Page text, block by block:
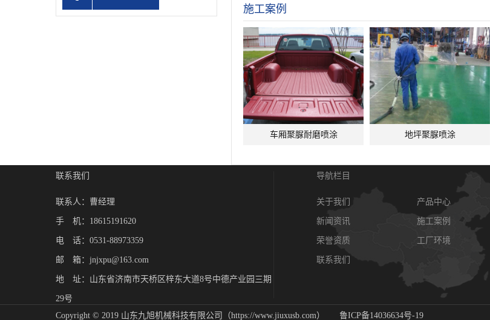
施工案例
车厢聚脲耐磨喷涂 地坪聚脲喷涂
联系我们
联系人：曹经理
手 机：18615191620
电 话：0531-88973359
邮 箱：jnjxpu@163.com
地 址：山东省济南市天桥区梓东大道8号中德产业园三期
29号
导航栏目
关于我们 产品中心
新闻资讯 施工案例
荣誉资质 工厂环境
联系我们
Copyright © 2019 山东九旭机械科技有限公司（https://www.jiuxusb.com） 鲁ICP备14036634号-19